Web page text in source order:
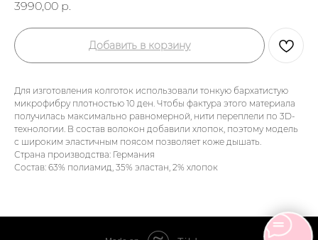
3990,00 р.
Добавить в корзину
Для изготовления колготок использовали тонкую бархатистую
микрофибру плотностью 10 ден. Чтобы фактура этого материала
получилась максимально равномерной, нити переплели по 3D-
технологии. В состав волокон добавили хлопок, поэтому модель
с широким эластичным поясом позволяет коже дышать.
Страна производства: Германия
Состав: 63% полиамид, 35% эластан, 2% хлопок